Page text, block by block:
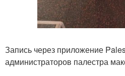
Запись через приложение
администраторов палестра